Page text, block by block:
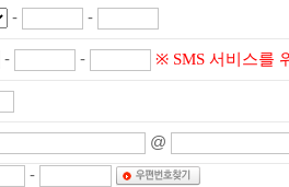
- -
- - ※ SMS 서비스를
@
-